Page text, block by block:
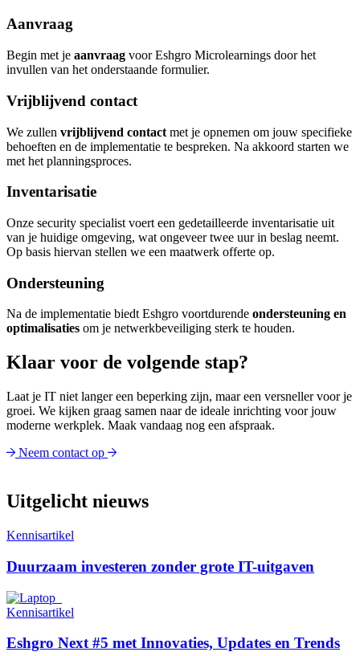
Aanvraag
Begin met je aanvraag voor Eshgro Microlearnings door het
invullen van het onderstaande formulier.
Vrijblijvend contact
We zullen vrijblijvend contact met je opnemen om jouw specifieke
behoeften en de implementatie te bespreken. Na akkoord starten we
met het planningsproces.
Inventarisatie
Onze security specialist voert een gedetailleerde inventarisatie uit
van je huidige omgeving, wat ongeveer twee uur in beslag neemt.
Op basis hiervan stellen we een maatwerk offerte op.
Ondersteuning
Na de implementatie biedt Eshgro voortdurende ondersteuning en
optimalisaties om je netwerkbeveiliging sterk te houden.
Klaar voor de volgende stap?
Laat je IT niet langer een beperking zijn, maar een versneller voor je
groei. We kijken graag samen naar de ideale inrichting voor jouw
moderne werkplek. Maak vandaag nog een afspraak.
Neem contact op
Uitgelicht nieuws
Kennisartikel
Duurzaam investeren zonder grote IT-uitgaven
Kennisartikel
Eshgro Next #5 met Innovaties, Updates en Trends